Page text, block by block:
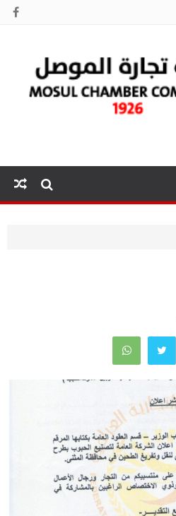
الموصل